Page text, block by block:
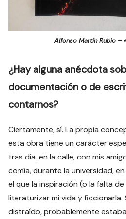
Alfonso Martín Rubio –
¿Hay alguna anécdota
documentación o de
contarnos?
Ciertamente, sí. La propia
esta obra tiene un carácter
tras día, en la calle, con mis
comía, durante la universidad,
el que la inspiración (o la falta de
literaturizar mi vida y ficcionarla.
distraído, probablemente